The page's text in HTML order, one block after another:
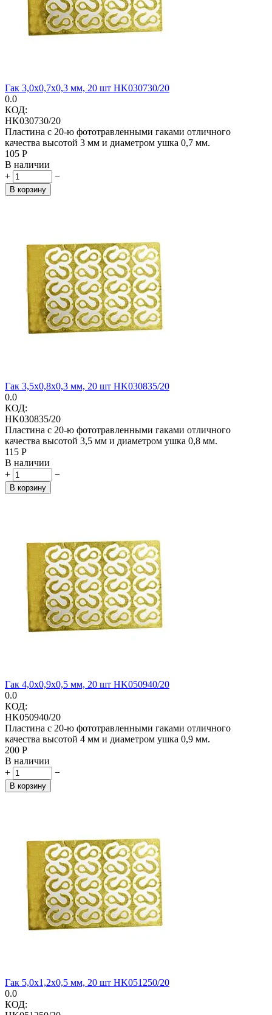
Гак 3,0х0,7х0,3 мм, 20 шт HK030730/20
0.0
КОД:
HK030730/20
Пластина с 20-ю фототравленными гаками отличного
качества высотой 3 мм и диаметром ушка 0,7 мм.
‍105‍ Р
В наличии
+
−
В корзину
Гак 3,5х0,8х0,3 мм, 20 шт HK030835/20
0.0
КОД:
HK030835/20
Пластина с 20-ю фототравленными гаками отличного
качества высотой 3,5 мм и диаметром ушка 0,8 мм.
‍115‍ Р
В наличии
+
−
В корзину
Гак 4,0х0,9х0,5 мм, 20 шт HK050940/20
0.0
КОД:
HK050940/20
Пластина с 20-ю фототравленными гаками отличного
качества высотой 4 мм и диаметром ушка 0,9 мм.
‍200‍ Р
В наличии
+
−
В корзину
Гак 5,0х1,2х0,5 мм, 20 шт HK051250/20
0.0
КОД: